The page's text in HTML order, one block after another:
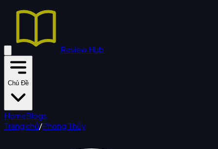
Review Hub
Chủ Đề
HomeBlogs
Trang chủ/Phong Thủy